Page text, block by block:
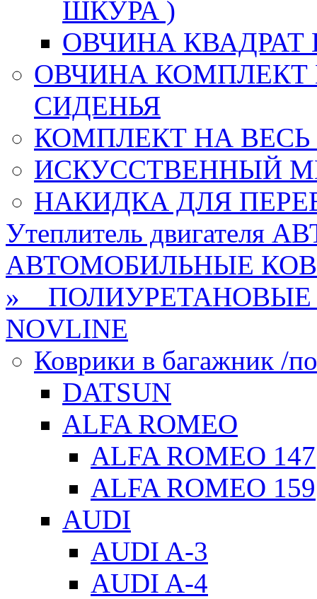
ШКУРА )
ОВЧИНА КВАДРАТ
ОВЧИНА КОМПЛЕКТ
СИДЕНЬЯ
КОМПЛЕКТ НА
ИСКУССТВЕННЫЙ
НАКИДКА ДЛЯ
Утеплитель двигателя
АВТОМОБИЛЬНЫЕ
» ПОЛИУРЕТАНОВЫЕ
NOVLINE
Коврики в багажник /
DATSUN
ALFA ROMEO
ALFA ROMEO 147
ALFA ROMEO 159
AUDI
AUDI A-3
AUDI A-4